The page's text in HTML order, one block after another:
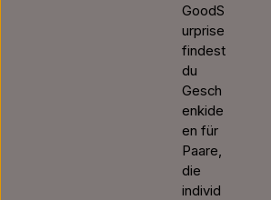
GoodS
urprise
findest
du
Gesch
enkide
en für
Paare,
die
individ